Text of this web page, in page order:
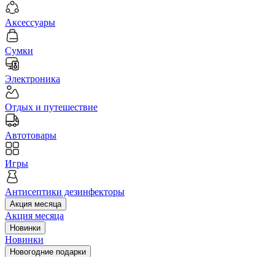
Аксессуары
Сумки
Электроника
Отдых и путешествие
Автотовары
Игры
Антисептики дезинфекторы
Акция месяца
Акция месяца
Новинки
Новинки
Новогодние подарки